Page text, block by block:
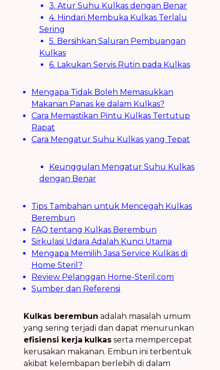
3. Atur Suhu Kulkas dengan Benar
4. Hindari Membuka Kulkas Terlalu
Sering
5. Bersihkan Saluran Pembuangan
Kulkas
6. Lakukan Servis Rutin pada Kulkas
Mengapa Tidak Boleh Memasukkan
Makanan Panas ke dalam Kulkas?
Cara Memastikan Pintu Kulkas Tertutup
Rapat
Cara Mengatur Suhu Kulkas yang Tepat
Keunggulan Mengatur Suhu Kulkas
dengan Benar
Tips Tambahan untuk Mencegah Kulkas
Berembun
FAQ tentang Kulkas Berembun
Sirkulasi Udara Adalah Kunci Utama
Mengapa Memilih Jasa Service Kulkas di
Home Steril?
Review Pelanggan Home-Steril.com
Sumber dan Referensi
Kulkas berembun adalah masalah umum
yang sering terjadi dan dapat menurunkan
efisiensi kerja kulkas serta mempercepat
kerusakan makanan. Embun ini terbentuk
akibat kelembapan berlebih di dalam